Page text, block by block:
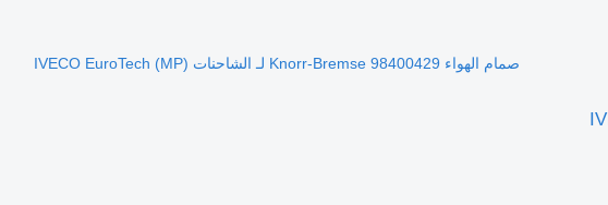
صمام الهواء Knorr-Bremse 98400429 لـ الشاحنات IVECO EuroTech (MP)